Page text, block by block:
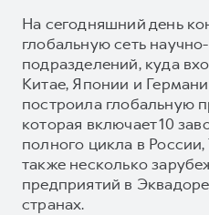
На сегодняшний день
глобальную сеть
подразделений, куда
Китае, Японии и
построила глобальную
которая включает 10
полного цикла в
также несколько
предприятий в
странах.